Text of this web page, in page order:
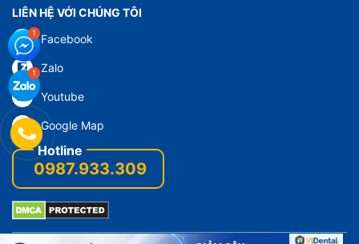
LIÊN HỆ VỚI CHÚNG TÔI
Facebook
Zalo
Youtube
Google Map
0987.933.309